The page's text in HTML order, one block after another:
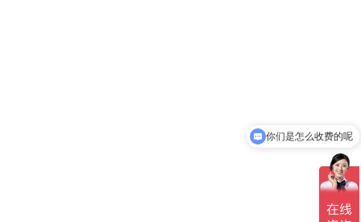
现在有优惠活动吗